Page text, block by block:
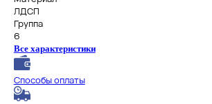
ЛДСП
Группа
6
Все характеристики
Способы оплаты